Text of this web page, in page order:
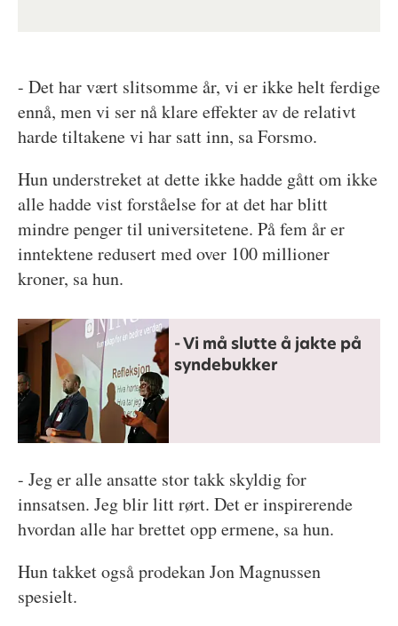
- Det har vært slitsomme år, vi er ikke helt ferdige
ennå, men vi ser nå klare effekter av de relativt
harde tiltakene vi har satt inn, sa Forsmo.
Hun understreket at dette ikke hadde gått om ikke
alle hadde vist forståelse for at det har blitt
mindre penger til universitetene. På fem år er
inntektene redusert med over 100 millioner
kroner, sa hun.
- Vi må slutte å jakte på
syndebukker
- Jeg er alle ansatte stor takk skyldig for
innsatsen. Jeg blir litt rørt. Det er inspirerende
hvordan alle har brettet opp ermene, sa hun.
Hun takket også prodekan Jon Magnussen
spesielt.